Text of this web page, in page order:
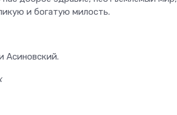
и богатую милость.
Асиновский.